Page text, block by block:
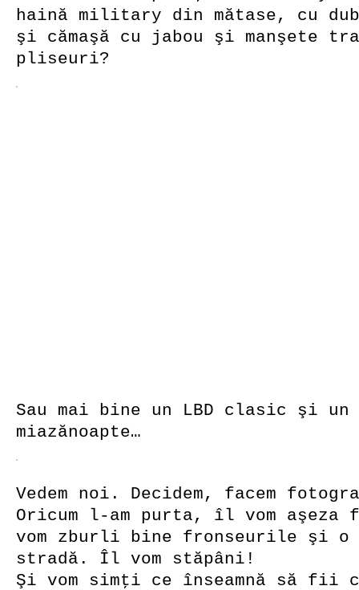
haină military din mătase, cu
şi cămaşă cu jabou şi manşete
pliseuri?
Sau mai bine un LBD clasic şi un
miazănoapte…
Vedem noi. Decidem, facem
Oricum l-am purta, îl vom aşeza
vom zburli bine fronseurile şi o
stradă. Îl vom stăpâni!
Şi vom simţi ce înseamnă să fii